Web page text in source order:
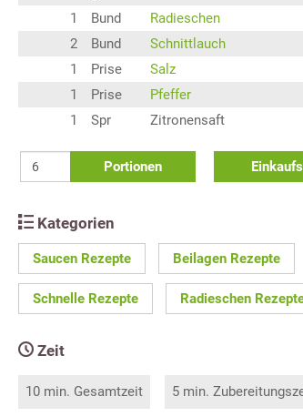
1
Bund
Radieschen
2
Bund
Schnittlauch
1
Prise
Salz
1
Prise
Pfeffer
1
Spr Zitronensaft
Portionen
Kategorien
Saucen Rezepte Beilagen Rezepte
Schnelle Rezepte Radieschen
Zeit
10 min. Gesamtzeit 5 min.